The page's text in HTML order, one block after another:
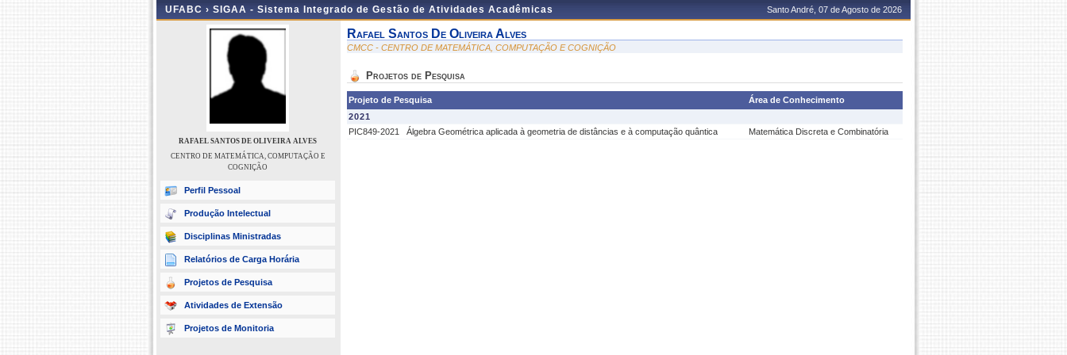
UFABC › SIGAA - Sistema Integrado de Gestão de Atividades Acadêmicas Santo André, 07 de Agosto de 2026
RAFAEL SANTOS DE OLIVEIRA ALVES
CENTRO DE MATEMÁTICA, COMPUTAÇÃO E
COGNIÇÃO
Perfil Pessoal
Produção Intelectual
Disciplinas Ministradas
Relatórios de Carga Horária
Projetos de Pesquisa
Atividades de Extensão
Projetos de Monitoria
Rafael Santos De Oliveira Alves
CMCC - CENTRO DE MATEMÁTICA, COMPUTAÇÃO E COGNIÇÃO
Projetos de Pesquisa
Projeto de Pesquisa
Área de Conhecimento
2021
PIC849-2021
Álgebra Geométrica aplicada à geometria de distâncias e à computação quântica Matemática Discreta e Combinatória